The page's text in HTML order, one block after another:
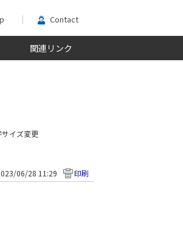
Contact
関連リンク
サイズ変更
06/28 11:29 印刷